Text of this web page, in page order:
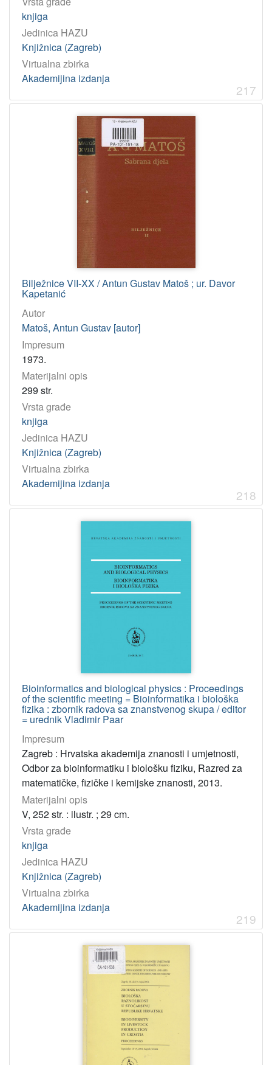
knjiga
Jedinica HAZU
Knjižnica (Zagreb)
Virtualna zbirka
Akademijina izdanja
217
Bilježnice VII-XX / Antun Gustav Matoš ; ur. Davor
Kapetanić
Autor
Matoš, Antun Gustav [autor]
Impresum
1973.
Materijalni opis
299 str.
Vrsta građe
knjiga
Jedinica HAZU
Knjižnica (Zagreb)
Virtualna zbirka
Akademijina izdanja
218
Bioinformatics and biological physics : Proceedings
of the scientific meeting = Bioinformatika i biološka
fizika : zbornik radova sa znanstvenog skupa / editor
= urednik Vladimir Paar
Impresum
Zagreb : Hrvatska akademija znanosti i umjetnosti,
Odbor za bioinformatiku i biološku fiziku, Razred za
matematičke, fizičke i kemijske znanosti, 2013.
Materijalni opis
V, 252 str. : ilustr. ; 29 cm.
Vrsta građe
knjiga
Jedinica HAZU
Knjižnica (Zagreb)
Virtualna zbirka
Akademijina izdanja
219